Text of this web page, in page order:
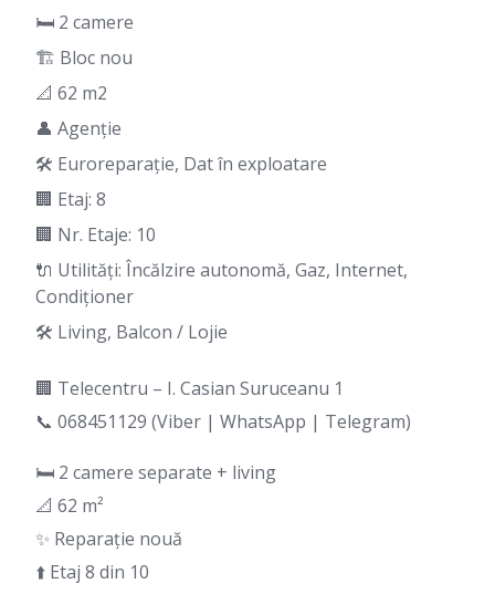
🛏 2 camere
🏗️ Bloc nou
📐 62 m2
👤 Agenție
🛠️ Euroreparație, Dat în exploatare
🏢 Etaj: 8
🏢 Nr. Etaje: 10
🔌 Utilități: Încălzire autonomă, Gaz, Internet,
Condiționer
🛠️ Living, Balcon / Lojie
🏢 Telecentru – I. Casian Suruceanu 1
📞 068451129 (Viber | WhatsApp | Telegram)
🛏 2 camere separate + living
📐 62 m²
✨ Reparație nouă
⬆️ Etaj 8 din 10